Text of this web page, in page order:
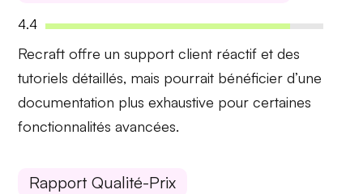
4.4
Recraft offre unsupport client réactif et des
tutoriels détaillés, mais pourrait bénéficier d’une
documentation plus exhaustive pour certaines
fonctionnalités avancées.
Rapport Qualité-Prix